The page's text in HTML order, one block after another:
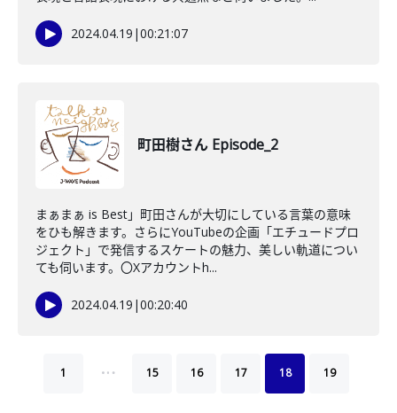
2024.04.19 |00:21:07
町田樹さん Episode_2
まぁまぁ is Best」町田さんが大切にしている言葉の意味
をひも解きます。さらにYouTubeの企画「エチュードプロ
ジェクト」で発信するスケートの魅力、美しい軌道につい
ても伺います。〇Xアカウントh...
2024.04.19 |00:20:40
1 … 15 16 17 18 19